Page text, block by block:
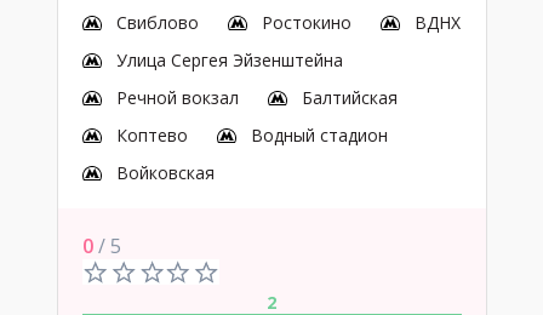
Свиблово Ростокино
ВДНХ
Улица Сергея Эйзенштейна
Речной вокзал
Балтийская
Коптево
Водный стадион
Войковская
0/ 5
2